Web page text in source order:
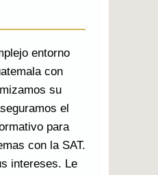
entorno
con
su
el
para
con la SAT.
intereses. Le